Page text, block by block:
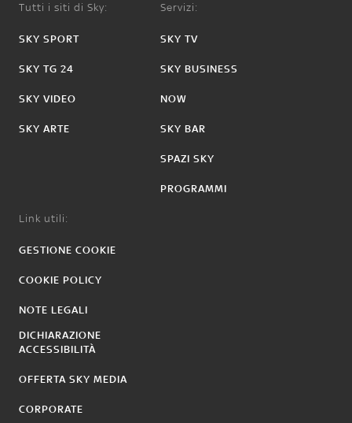
Tutti i siti di Sky:
SKY SPORT
SKY TG 24
SKY VIDEO
SKY ARTE
Servizi:
SKY TV
SKY BUSINESS
NOW
SKY BAR
SPAZI SKY
PROGRAMMI
Link utili:
GESTIONE COOKIE
COOKIE POLICY
NOTE LEGALI
DICHIARAZIONE
ACCESSIBILITÀ
OFFERTA SKY MEDIA
CORPORATE